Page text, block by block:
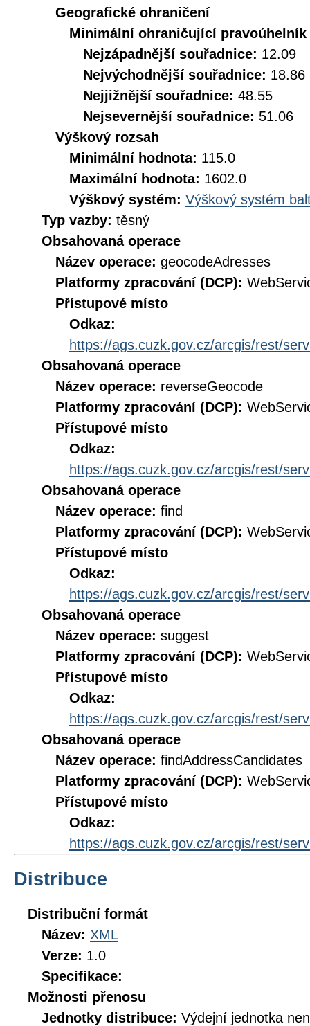
Geografické ohraničení
Minimální ohraničující pravoúhelník
Nejzápadnější souřadnice: 12.09
Nejvýchodnější souřadnice: 18.86
Nejjižnější souřadnice: 48.55
Nejsevernější souřadnice: 51.06
Výškový rozsah
Minimální hodnota: 115.0
Maximální hodnota: 1602.0
Výškový systém: Výškový systém
Typ vazby: těsný
Obsahovaná operace
Název operace: geocodeAdresses
Platformy zpracování (DCP):
Přístupové místo
Odkaz:
https://ags.cuzk.gov.cz/arcgis/rest/
Obsahovaná operace
Název operace: reverseGeocode
Platformy zpracování (DCP):
Přístupové místo
Odkaz:
https://ags.cuzk.gov.cz/arcgis/rest/
Obsahovaná operace
Název operace: find
Platformy zpracování (DCP):
Přístupové místo
Odkaz:
https://ags.cuzk.gov.cz/arcgis/rest/
Obsahovaná operace
Název operace: suggest
Platformy zpracování (DCP):
Přístupové místo
Odkaz:
https://ags.cuzk.gov.cz/arcgis/rest/
Obsahovaná operace
Název operace: findAddressCandidates
Platformy zpracování (DCP):
Přístupové místo
Odkaz:
https://ags.cuzk.gov.cz/arcgis/rest/
Distribuce
Distribuční formát
Název: XML
Verze: 1.0
Specifikace:
Možnosti přenosu
Jednotky distribuce: Výdejní jednotka